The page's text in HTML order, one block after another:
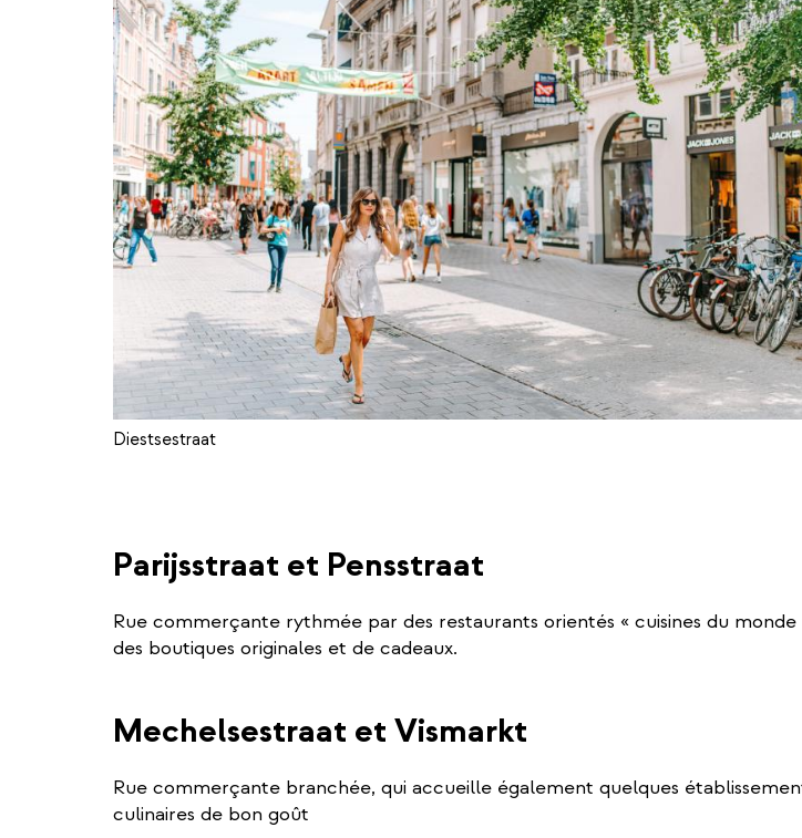
Diestsestraat
Parijsstraat et Pensstraat
Rue commerçante rythmée par des restaurants orientés « cuisines du monde
des boutiques originales et de cadeaux.
Mechelsestraat et Vismarkt
Rue commerçante branchée, qui accueille également quelques
culinaires de bon goût